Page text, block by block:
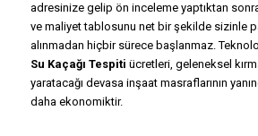
adresinize gelip ön inceleme yaptıktan
ve maliyet tablosunu net bir şekilde sizinle
alınmadan hiçbir sürece başlanmaz.
Su Kaçağı Tespiti ücretleri, geleneksel
yaratacağı devasa inşaat masraflarının
daha ekonomiktir.